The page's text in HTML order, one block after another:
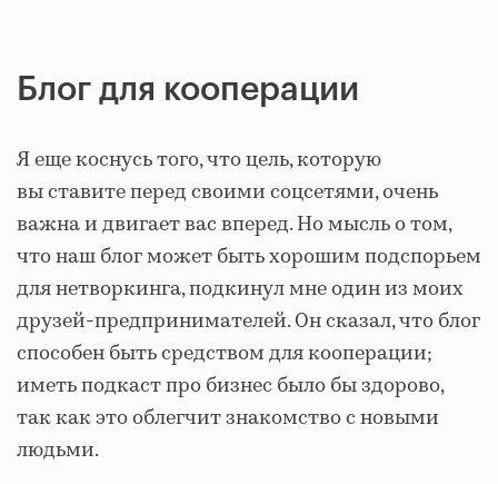
Блог для кооперации
Я еще коснусь того, что цель, которую
вы ставите перед своими соцсетями, очень
важна и двигает вас вперед. Но мысль о том,
что наш блог может быть хорошим подспорьем
для нетворкинга, подкинул мне один из моих
друзей-предпринимателей. Он сказал, что блог
способен быть средством для кооперации;
иметь подкаст про бизнес было бы здорово,
так как это облегчит знакомство с новыми
людьми.